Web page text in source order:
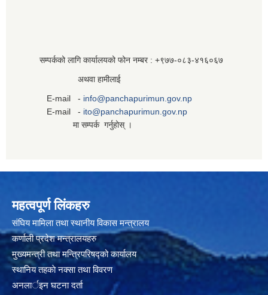
सम्पर्कको लागि कार्यालयको फोन नम्बर : +९७७-०८३‍-४१६०६७
अथवा हामीलाई
E-mail - info@panchapurimun.gov.np
E-mail - ito@panchapurimun.gov.np
मा सम्पर्क गर्नुहोस् ।
महत्वपूर्ण लिंकहरु
संघिय मामिला तथा स्थानीय विकास मन्त्रालय
कर्णाली प्रदेश मन्त्रालयहरु
मुख्यमन्त्री तथा मन्त्रिपरिषद्को कार्यालय
स्थानिय तहकाे नक्सा तथा विवरण
अनलार्इन घटना दर्ता